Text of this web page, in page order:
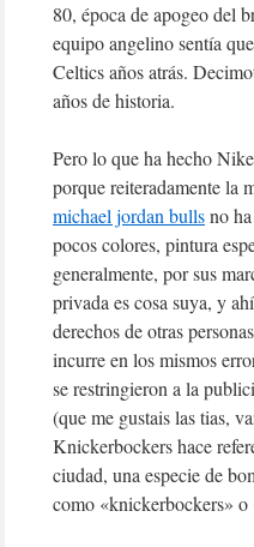
80, época de apogeo del
equipo angelino sentía
Celtics años atrás.
años de historia.
Pero lo que ha hecho
porque reiteradamente la
michael jordan bullsno
pocos colores, pintura
generalmente, por sus
privada es cosa suya, y
derechos de otras
incurre en los mismos
se restringieron a la
(que me gustais las tias,
Knickerbockers hace
ciudad, una especie de
como «knickerbockers» o